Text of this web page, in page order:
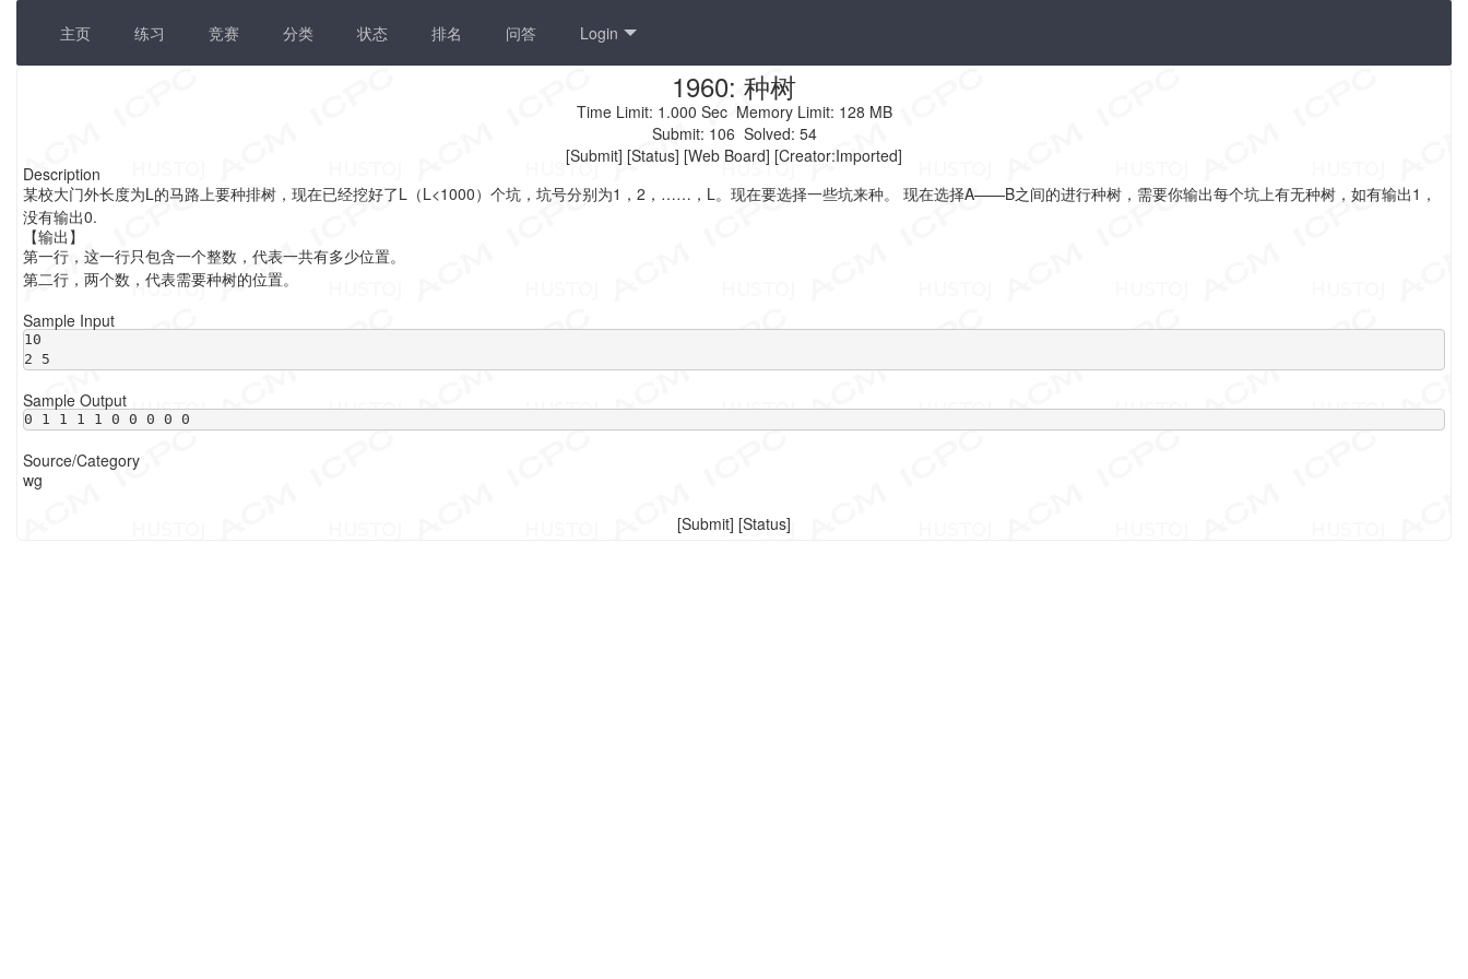
主页 练习 竞赛 分类 状态 排名 问答 Login
1960: 种树
Time Limit: 1.000 Sec Memory Limit: 128 MB
Submit: 106 Solved: 54
[Submit] [Status] [Web Board] [Creator:Imported]
Description
某校大门外长度为L的马路上要种排树，现在已经挖好了L（L<1000）个坑，坑号分别为1，2，……，L。现在要选择一些坑来种。 现在选择A——B之间的进行种树，需要你输出每个坑上有无种树，如有输出1，
没有输出0.
【输出】
第一行，这一行只包含一个整数，代表一共有多少位置。
第二行，两个数，代表需要种树的位置。
Sample Input
10
2 5
Sample Output
0 1 1 1 1 0 0 0 0 0
Source/Category
wg
[Submit] [Status]